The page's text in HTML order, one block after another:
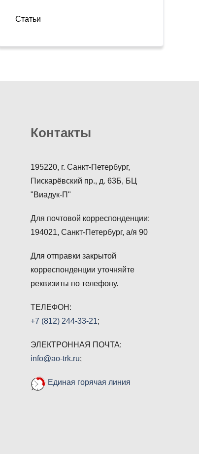
Статьи
Контакты
195220, г. Санкт-Петербург,
Пискарёвский пр., д. 63Б, БЦ
"Виадук-П"
Для почтовой корреспонденции:
194021, Санкт-Петербург, а/я 90
Для отправки закрытой
корреспонденции уточняйте
реквизиты по телефону.
ТЕЛЕФОН:
+7 (812) 244-33-21;
ЭЛЕКТРОННАЯ ПОЧТА:
info@ao-trk.ru;
Единая горячая линия